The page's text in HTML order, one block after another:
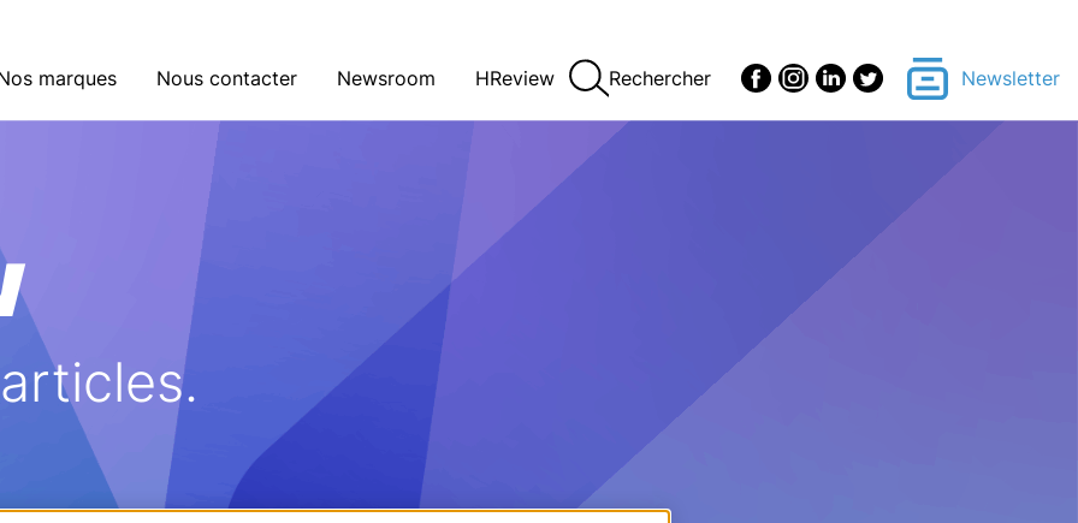
marques Nous contacter Newsroom HReview Rechercher Newsletter